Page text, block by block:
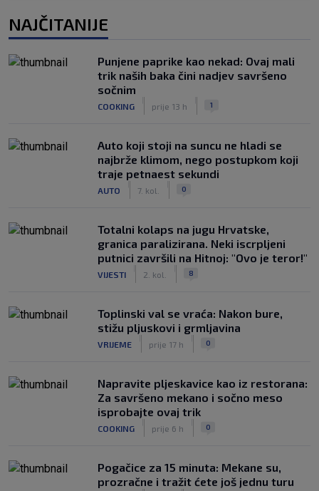
NAJČITANIJE
Punjene paprike kao nekad: Ovaj mali
trik naših baka čini nadjev savršeno
sočnim
COOKING prije 13 h 1
Auto koji stoji na suncu ne hladi se
najbrže klimom, nego postupkom koji
traje petnaest sekundi
AUTO 7. kol. 0
Totalni kolaps na jugu Hrvatske,
granica paralizirana. Neki iscrpljeni
putnici završili na Hitnoj: "Ovo je teror!"
VIJESTI 2. kol. 8
Toplinski val se vraća: Nakon bure,
stižu pljuskovi i grmljavina
VRIJEME prije 17 h 0
Napravite pljeskavice kao iz restorana:
Za savršeno mekano i sočno meso
isprobajte ovaj trik
COOKING prije 6 h 0
Pogačice za 15 minuta: Mekane su,
prozračne i tražit ćete još jednu turu